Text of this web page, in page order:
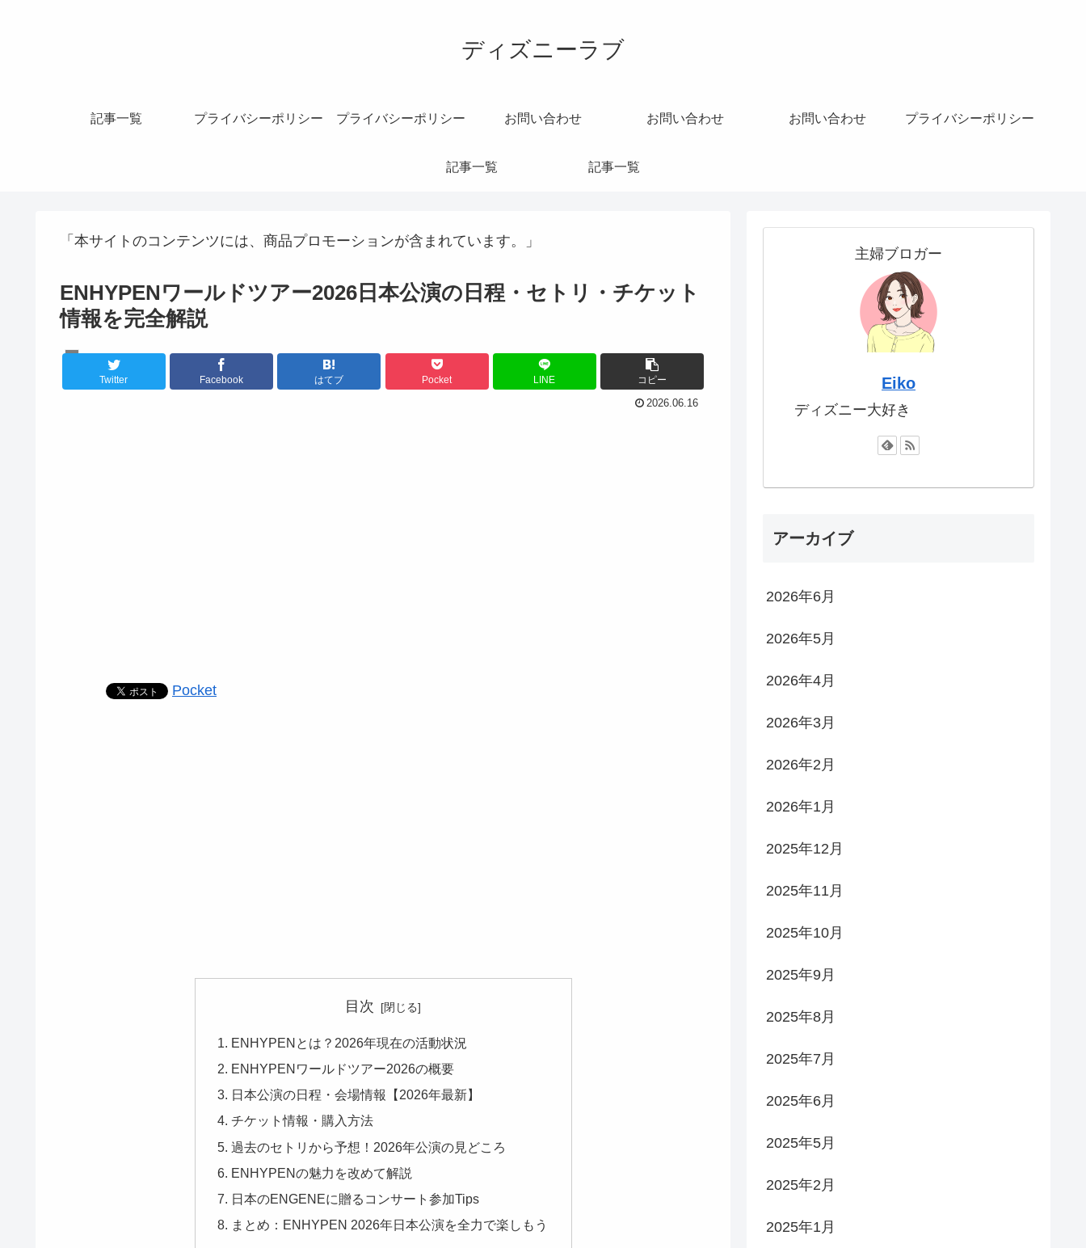
ディズニーラブ
記事一覧 プライバシーポリシー プライバシーポリシー お問い合わせ お問い合わせ お問い合わせ プライバシーポリシー
記事一覧 記事一覧
「本サイトのコンテンツには、商品プロモーションが含まれています。」
ENHYPENワールドツアー2026日本公演の日程・セトリ・チケット
情報を完全解説
K-POPアイドル
Twitter Facebook はてブ Pocket LINE コピー
2026.06.16
Pocket
目次
ENHYPENとは？2026年現在の活動状況
ENHYPENワールドツアー2026の概要
日本公演の日程・会場情報【2026年最新】
チケット情報・購入方法
過去のセトリから予想！2026年公演の見どころ
ENHYPENの魅力を改めて解説
日本のENGENEに贈るコンサート参加Tips
まとめ：ENHYPEN 2026年日本公演を全力で楽しもう
主婦ブロガー
Eiko
ディズニー大好き
アーカイブ
2026年6月
2026年5月
2026年4月
2026年3月
2026年2月
2026年1月
2025年12月
2025年11月
2025年10月
2025年9月
2025年8月
2025年7月
2025年6月
2025年5月
2025年2月
2025年1月